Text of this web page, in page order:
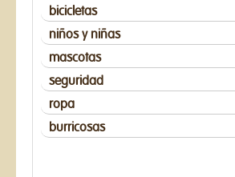
bicicletas
niños y niñas
mascotas
seguridad
ropa
burricosas